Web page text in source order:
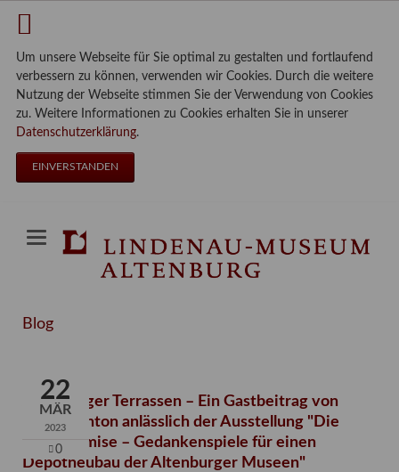
Um unsere Webseite für Sie optimal zu gestalten und fortlaufend
verbessern zu können, verwenden wir Cookies. Durch die weitere
Nutzung der Webseite stimmen Sie der Verwendung von Cookies
zu. Weitere Informationen zu Cookies erhalten Sie in unserer
Datenschutzerklärung.
EINVERSTANDEN
Blog
22
MÄR
2023
0
Altenburger Terrassen – Ein Gastbeitrag von
Robert Anton anlässlich der Ausstellung "Die
Neue Remise – Gedankenspiele für einen
Depotneubau der Altenburger Museen"